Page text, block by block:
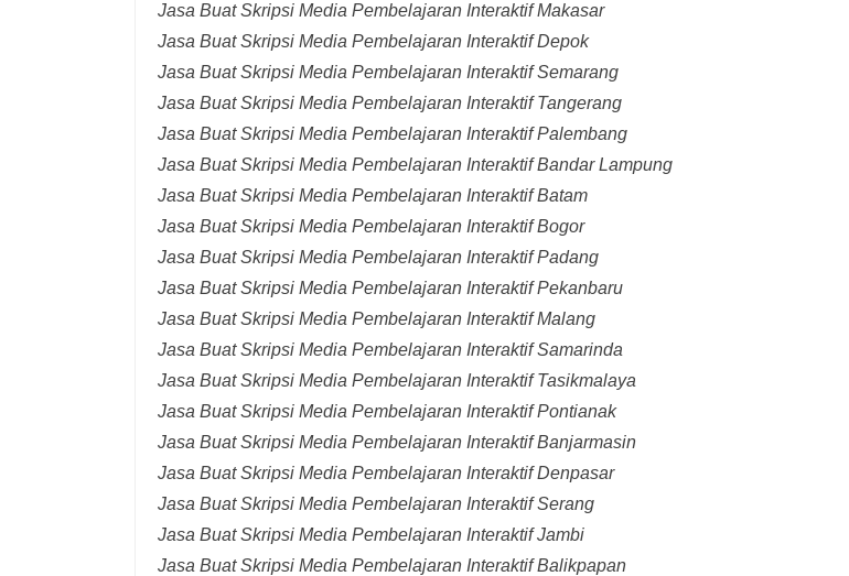
Jasa Buat Skripsi Media Pembelajaran Interaktif Makasar
Jasa Buat Skripsi Media Pembelajaran Interaktif Depok
Jasa Buat Skripsi Media Pembelajaran Interaktif Semarang
Jasa Buat Skripsi Media Pembelajaran Interaktif Tangerang
Jasa Buat Skripsi Media Pembelajaran Interaktif Palembang
Jasa Buat Skripsi Media Pembelajaran Interaktif Bandar Lampung
Jasa Buat Skripsi Media Pembelajaran Interaktif Batam
Jasa Buat Skripsi Media Pembelajaran Interaktif Bogor
Jasa Buat Skripsi Media Pembelajaran Interaktif Padang
Jasa Buat Skripsi Media Pembelajaran Interaktif Pekanbaru
Jasa Buat Skripsi Media Pembelajaran Interaktif Malang
Jasa Buat Skripsi Media Pembelajaran Interaktif Samarinda
Jasa Buat Skripsi Media Pembelajaran Interaktif Tasikmalaya
Jasa Buat Skripsi Media Pembelajaran Interaktif Pontianak
Jasa Buat Skripsi Media Pembelajaran Interaktif Banjarmasin
Jasa Buat Skripsi Media Pembelajaran Interaktif Denpasar
Jasa Buat Skripsi Media Pembelajaran Interaktif Serang
Jasa Buat Skripsi Media Pembelajaran Interaktif Jambi
Jasa Buat Skripsi Media Pembelajaran Interaktif Balikpapan